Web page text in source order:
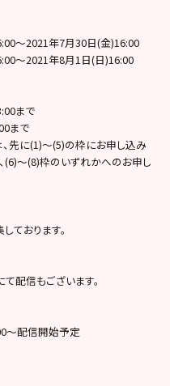
～2021年7月30日(金)16:00
～2021年8月1日(日)16:00
まで
まで
先に(1)～(5)の枠にお申し込み
(6)～(8)枠のいずれかへのお申し
ております。
配信もございます。
～配信開始予定